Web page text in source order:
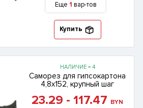
Еще 1 вар-тов
Купить
НАЛИЧИЕ = 4
Саморез для гипсокартона
4,8х152, крупный шаг
23.29 - 117.47 BYN